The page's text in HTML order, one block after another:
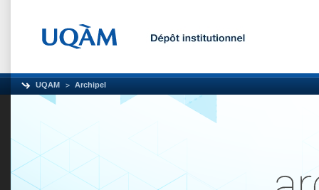
UQAM Archipel